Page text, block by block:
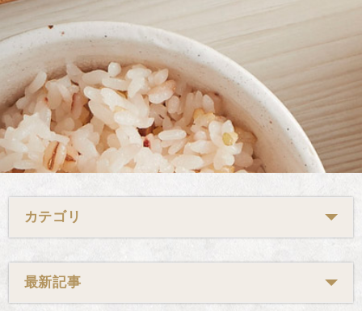
カテゴリ
最新記事